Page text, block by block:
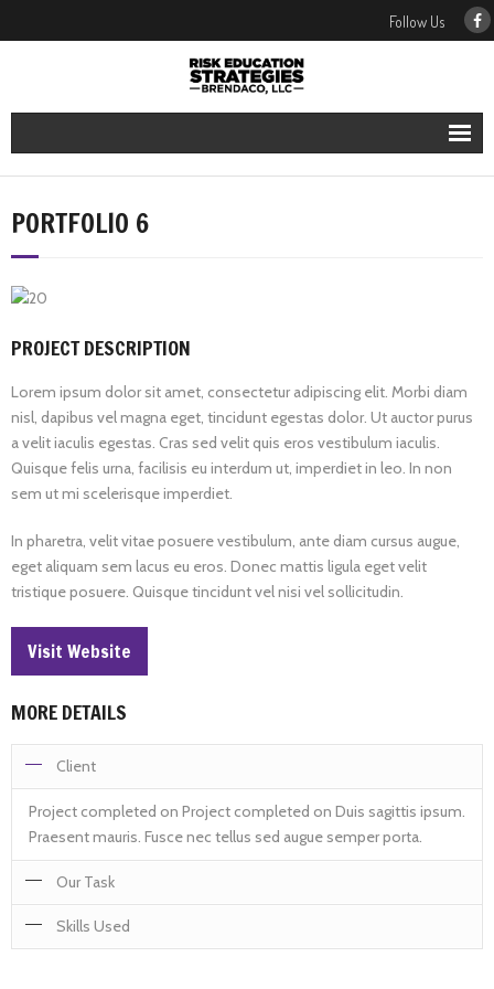
Follow Us
Our Services
Our People
Our Blog
Contact Us
PORTFOLIO 6
PROJECT DESCRIPTION
Lorem ipsum dolor sit amet, consectetur adipiscing elit. Morbi diam
nisl, dapibus vel magna eget, tincidunt egestas dolor. Ut auctor purus
a velit iaculis egestas. Cras sed velit quis eros vestibulum iaculis.
Quisque felis urna, facilisis eu interdum ut, imperdiet in leo. In non
sem ut mi scelerisque imperdiet.
In pharetra, velit vitae posuere vestibulum, ante diam cursus augue,
eget aliquam sem lacus eu eros. Donec mattis ligula eget velit
tristique posuere. Quisque tincidunt vel nisi vel sollicitudin.
Visit Website
MORE DETAILS
Client
Project completed on Project completed on Duis sagittis ipsum.
Praesent mauris. Fusce nec tellus sed augue semper porta.
Our Task
Project completed on Project completed on Duis sagittis ipsum.
Praesent mauris. Fusce nec tellus sed augue semper porta.
Skills Used